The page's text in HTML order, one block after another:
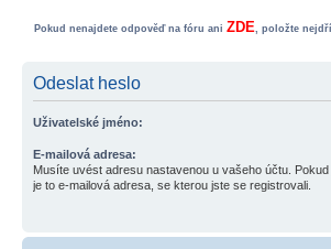
Pokud nenajdete odpověď na fóru ani ZDE, položte
Odeslat heslo
Uživatelské jméno:
E-mailová adresa:
Musíte uvést adresu nastavenou u vašeho účtu. Pokud
je to e-mailová adresa, se kterou jste se registrovali.